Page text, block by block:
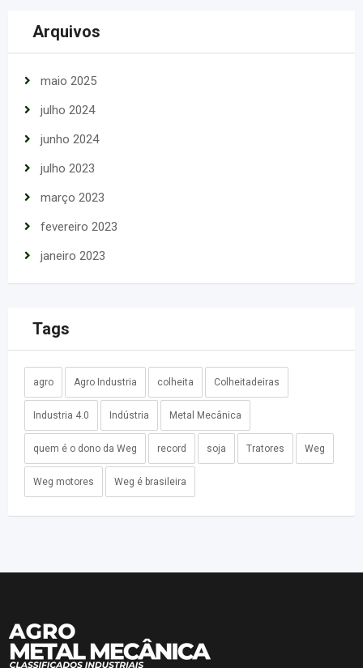
Arquivos
maio 2025
julho 2024
junho 2024
julho 2023
março 2023
fevereiro 2023
janeiro 2023
Tags
agro Agro Industria colheita Colheitadeiras
Industria 4.0 Indústria Metal Mecânica
quem é o dono da Weg record soja Tratores Weg
Weg motores Weg é brasileira